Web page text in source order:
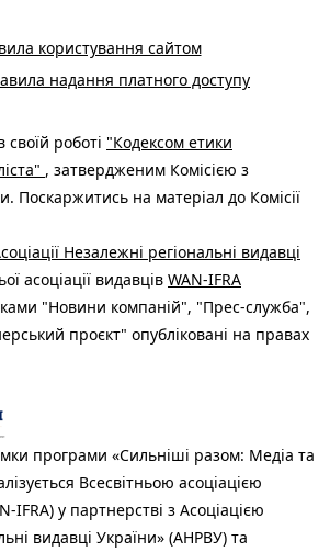
користування сайтом
надання платного доступу
своїй роботі "Кодексом етики
, затвердженим Комісією з
Поскаржитись на матеріал до Комісії
Незалежні регіональні видавці
асоціації видавців WAN-IFRA
"Новини компаній", "Прес-служба",
проєкт" опубліковані на правах
програми «Сильніші разом: Медіа та
Всесвітньою асоціацією
IFRA) у партнерстві з Асоціацією
видавці України» (АНРВУ) та